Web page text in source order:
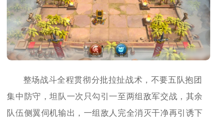
整场战斗全程贯彻分批拉扯战术，不要五队抱团
集中防守，坦队一次只勾引一至两组敌军交战，其余
队伍侧翼伺机输出，一组敌人完全消灭干净再引诱下